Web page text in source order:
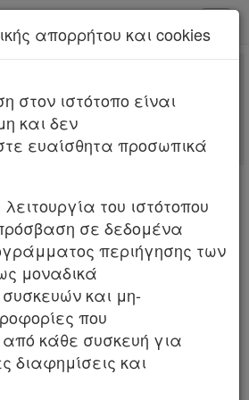
[-]
[-]
[-]
Assistant.Περισσότερα
που επέφερε
αλλαγές
4478 ΦΕΚ Α΄ 91/23.6.2017
της ελληνικής
της Βαρσοβίας της
Συμβουλίου της Ευρώπης
ανίχνευση, κατάσχεση
από εγκληματικές
για τη χρηματοδότηση της
της Α-Π 2003/577/
απορρήτου και cookies
στον ιστότοπο είναι
και δεν
ευαίσθητα προσωπικά
του ιστότοπου
σε δεδομένα
περιήγησης των
μοναδικά
και μη-
που
κάθε συσκευή για
διαφημίσεις και